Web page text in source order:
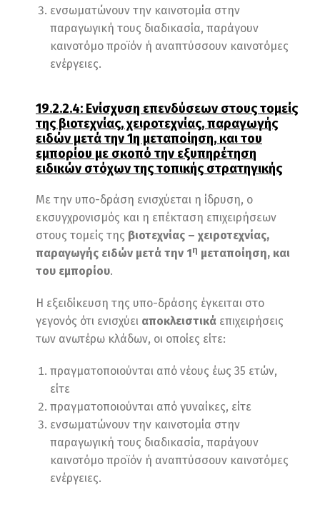
ενσωματώνουν την καινοτομία στην
παραγωγική τους διαδικασία, παράγουν
καινοτόμο προϊόν ή αναπτύσσουν καινοτόμες
ενέργειες.
19.2.2.4: Ενίσχυση επενδύσεων στους τομείς
της βιοτεχνίας, χειροτεχνίας, παραγωγής
ειδών μετά την 1η μεταποίηση, και του
εμπορίου με σκοπό την εξυπηρέτηση
ειδικών στόχων της τοπικής στρατηγικής
Με την υπο-δράση ενισχύεται η ίδρυση, ο
εκσυγχρονισμός και η επέκταση επιχειρήσεων
στους τομείς της βιοτεχνίας – χειροτεχνίας,
παραγωγής ειδών μετά την 1η μεταποίηση, και
του εμπορίου.
Η εξειδίκευση της υπο-δράσης έγκειται στο
γεγονός ότι ενισχύει αποκλειστικά επιχειρήσεις
των ανωτέρω κλάδων, οι οποίες είτε:
πραγματοποιούνται από νέους έως 35 ετών,
είτε
πραγματοποιούνται από γυναίκες, είτε
ενσωματώνουν την καινοτομία στην
παραγωγική τους διαδικασία, παράγουν
καινοτόμο προϊόν ή αναπτύσσουν καινοτόμες
ενέργειες.